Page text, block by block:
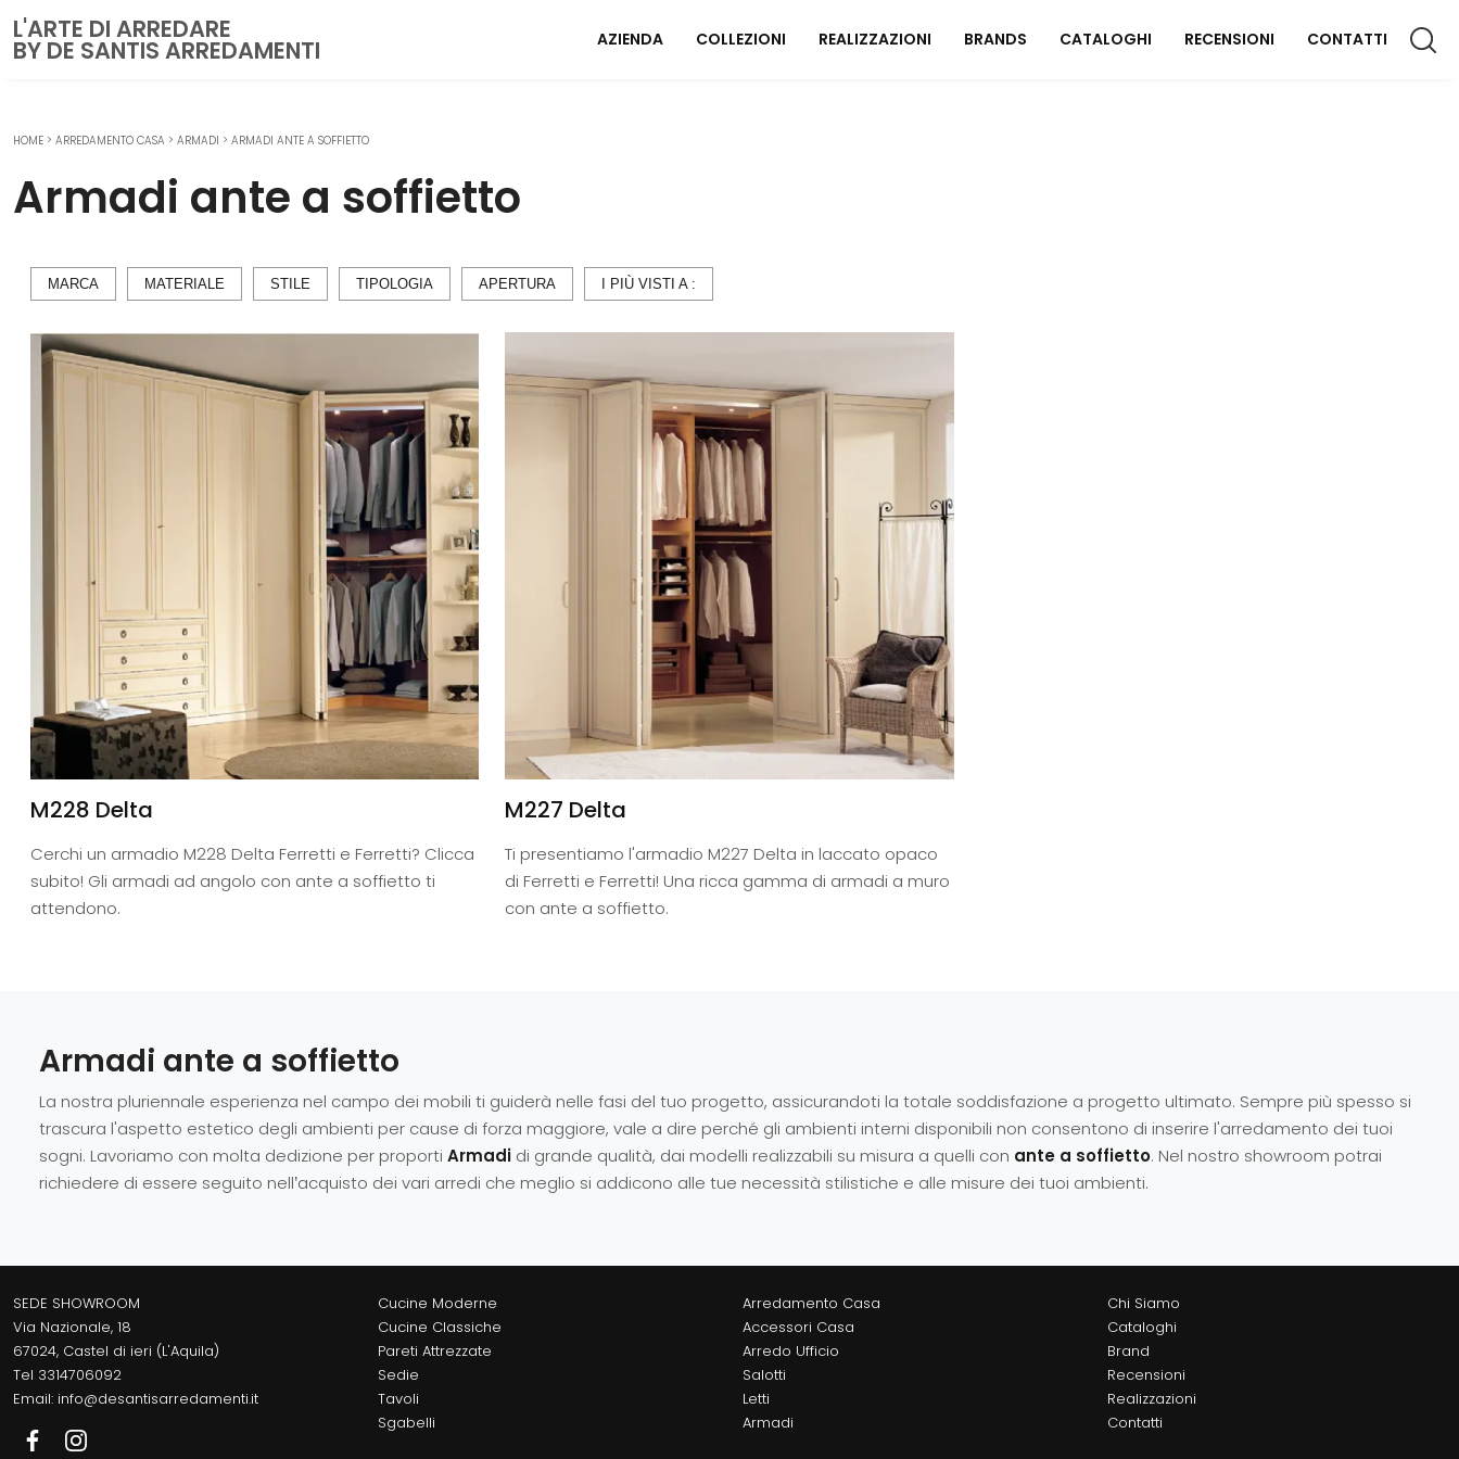
L'ARTE DI ARREDARE
BY DE SANTIS ARREDAMENTI AZIENDA COLLEZIONI
CUCINE
Cucine Moderne
Cucine Classiche
Librerie
Pareti Attrezzate
Arredo Bagno
Letti
REALIZZAZIONI BRANDS CATALOGHI RECENSIONI CONTATTI
HOME > ARREDAMENTO CASA > ARMADI > ARMADI ANTE A SOFFIETTO
Armadi ante a soffietto
MARCA MATERIALE STILE TIPOLOGIA APERTURA I PIÙ VISTI A :
M228 Delta
Cerchi un armadio M228 Delta Ferretti e Ferretti? Clicca
subito! Gli armadi ad angolo con ante a soffietto ti
attendono.
M227 Delta
Ti presentiamo l'armadio M227 Delta in laccato opaco
di Ferretti e Ferretti! Una ricca gamma di armadi a muro
con ante a soffietto.
Armadi ante a soffietto
La nostra pluriennale esperienza nel campo dei mobili ti guiderà nelle fasi del tuo progetto, assicurandoti la totale soddisfazione a progetto ultimato. Sempre più spesso si
trascura l'aspetto estetico degli ambienti per cause di forza maggiore, vale a dire perché gli ambienti interni disponibili non consentono di inserire l'arredamento dei tuoi
sogni. Lavoriamo con molta dedizione per proporti Armadi di grande qualità, dai modelli realizzabili su misura a quelli con ante a soffietto. Nel nostro showroom potrai
richiedere di essere seguito nell’acquisto dei vari arredi che meglio si addicono alle tue necessità stilistiche e alle misure dei tuoi ambienti.
SEDE SHOWROOM
Via Nazionale, 18
67024, Castel di ieri (L'Aquila)
Tel 3314706092
Email: info@desantisarredamenti.it
Cucine Moderne
Cucine Classiche
Pareti Attrezzate
Sedie
Tavoli
Sgabelli
Arredamento Casa
Accessori Casa
Arredo Ufficio
Salotti
Letti
Armadi
Chi Siamo
Cataloghi
Brand
Recensioni
Realizzazioni
Contatti